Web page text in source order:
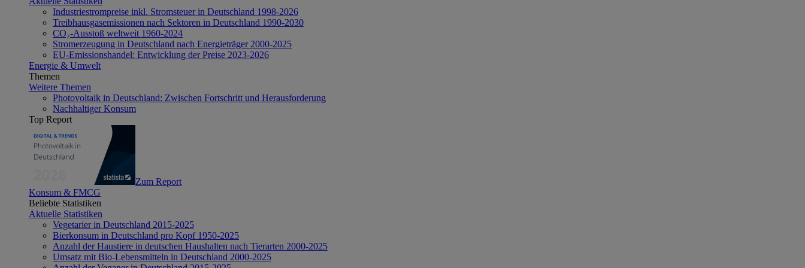
Industriestrompreise inkl. Stromsteuer in Deutschland 1998-2026
Treibhausgasemissionen nach Sektoren in Deutschland 1990-2030
CO₂-Ausstoß weltweit 1960-2024
Stromerzeugung in Deutschland nach Energieträger 2000-2025
EU-Emissionshandel: Entwicklung der Preise 2023-2026
Energie & Umwelt
Themen
Weitere Themen
Photovoltaik in Deutschland: Zwischen Fortschritt und Herausforderung
Nachhaltiger Konsum
Top Report
Zum Report
Konsum & FMCG
Beliebte Statistiken
Aktuelle Statistiken
Vegetarier in Deutschland 2015-2025
Bierkonsum in Deutschland pro Kopf 1950-2025
Anzahl der Haustiere in deutschen Haushalten nach Tierarten 2000-2025
Umsatz mit Bio-Lebensmitteln in Deutschland 2000-2025